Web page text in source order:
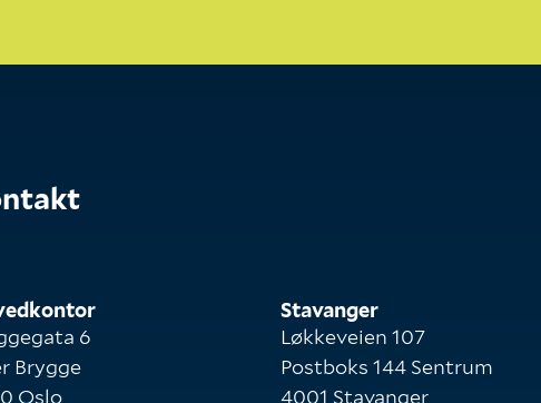
6
Brygge
Oslo
Stavanger
Løkkeveien 107
Postboks 144 Sentrum
4001 Stavanger